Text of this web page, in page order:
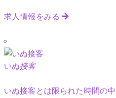
求人情報をみる
いぬ接客
いぬ接客とは限られた時間の